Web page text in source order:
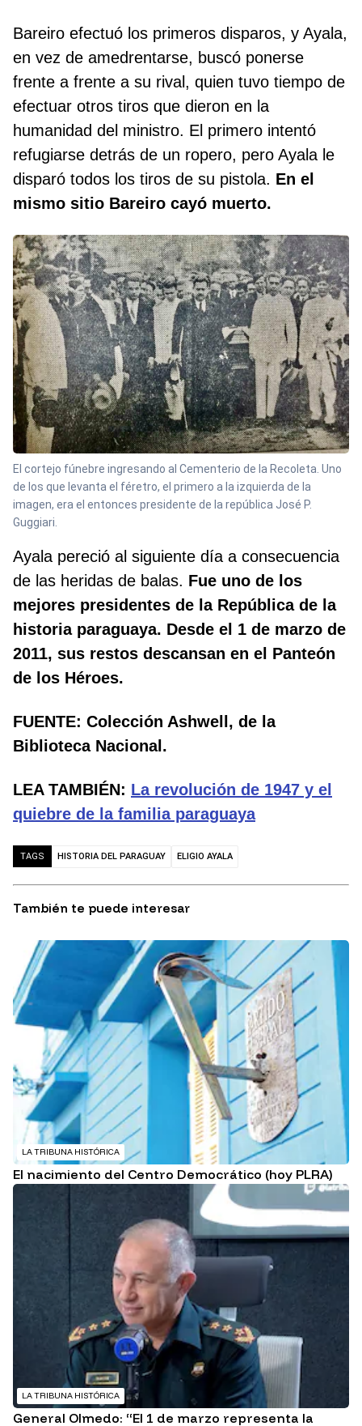
Bareiro efectuó los primeros disparos, y Ayala,
en vez de amedrentarse, buscó ponerse
frente a frente a su rival, quien tuvo tiempo de
efectuar otros tiros que dieron en la
humanidad del ministro. El primero intentó
refugiarse detrás de un ropero, pero Ayala le
disparó todos los tiros de su pistola. En el
mismo sitio Bareiro cayó muerto.
El cortejo fúnebre ingresando al Cementerio de la Recoleta. Uno
de los que levanta el féretro, el primero a la izquierda de la
imagen, era el entonces presidente de la república José P.
Guggiari.
Ayala pereció al siguiente día a consecuencia
de las heridas de balas. Fue uno de los
mejores presidentes de la República de la
historia paraguaya. Desde el 1 de marzo de
2011, sus restos descansan en el Panteón
de los Héroes.
FUENTE: Colección Ashwell, de la
Biblioteca Nacional.
LEA TAMBIÉN: La revolución de 1947 y el
quiebre de la familia paraguaya
TAGS HISTORIA DEL PARAGUAY ELIGIO AYALA
También te puede interesar
LA TRIBUNA HISTÓRICA
El nacimiento del Centro Democrático (hoy PLRA)
LA TRIBUNA HISTÓRICA
General Olmedo: “El 1 de marzo representa la